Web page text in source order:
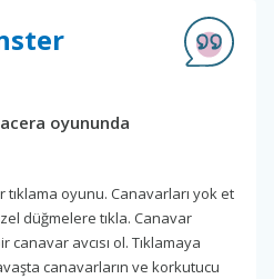
oyununda
oyunu. Canavarları yok et
düğmelere tıkla. Canavar
avcısı ol. Tıklamaya
canavarların ve korkutucu